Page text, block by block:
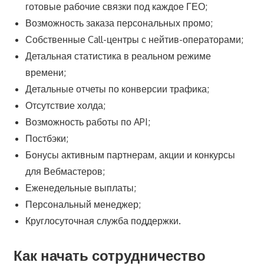
готовые рабочие связки под каждое ГЕО;
Возможность заказа персональных промо;
Собственные Call-центры с нейтив-операторами;
Детальная статистика в реальном режиме
времени;
Детальные отчеты по конверсии трафика;
Отсутствие холда;
Возможность работы по API;
Постбэки;
Бонусы активным партнерам, акции и конкурсы
для Вебмастеров;
Еженедельные выплаты;
Персональный менеджер;
Круглосуточная служба поддержки.
Как начать сотрудничество